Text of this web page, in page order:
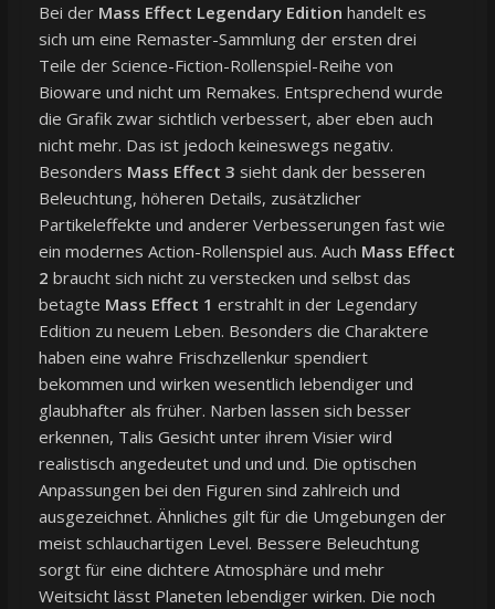
Bei der Mass Effect Legendary Edition handelt es
sich um eine Remaster-Sammlung der ersten drei
Teile der Science-Fiction-Rollenspiel-Reihe von
Bioware und nicht um Remakes. Entsprechend wurde
die Grafik zwar sichtlich verbessert, aber eben auch
nicht mehr. Das ist jedoch keineswegs negativ.
Besonders Mass Effect 3 sieht dank der besseren
Beleuchtung, höheren Details, zusätzlicher
Partikeleffekte und anderer Verbesserungen fast wie
ein modernes Action-Rollenspiel aus. Auch Mass Effect
2 braucht sich nicht zu verstecken und selbst das
betagte Mass Effect 1 erstrahlt in der Legendary
Edition zu neuem Leben. Besonders die Charaktere
haben eine wahre Frischzellenkur spendiert
bekommen und wirken wesentlich lebendiger und
glaubhafter als früher. Narben lassen sich besser
erkennen, Talis Gesicht unter ihrem Visier wird
realistisch angedeutet und und und. Die optischen
Anpassungen bei den Figuren sind zahlreich und
ausgezeichnet. Ähnliches gilt für die Umgebungen der
meist schlauchartigen Level. Bessere Beleuchtung
sorgt für eine dichtere Atmosphäre und mehr
Weitsicht lässt Planeten lebendiger wirken. Die noch